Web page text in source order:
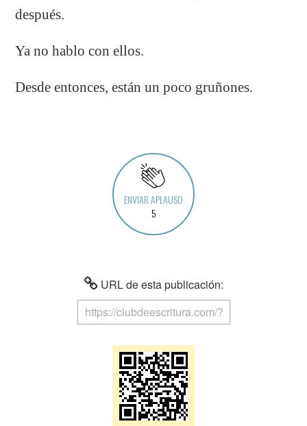
después.
Ya no hablo con ellos.
Desde entonces, están un poco gruñones.
ENVIAR APLAUSO
5
URL de esta publicación: